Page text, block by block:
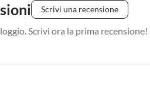
Scrivi una recensione
Scrivi ora la prima recensione!